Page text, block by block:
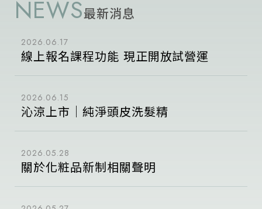
NEWS最新消息
2026.06.17
線上報名課程功能 現正開放試營運
2026.06.15
沁涼上市｜純淨頭皮洗髮精
2026.05.28
關於化粧品新制相關聲明